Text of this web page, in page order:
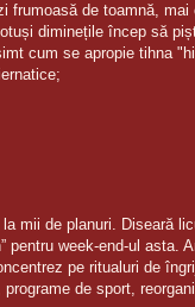
frumoasă de toamnă, mai
diminețile încep să
cum se apropie tihna
la mii de planuri. Diseară
pentru week-end-ul
pe ritualuri de
programe de sport,